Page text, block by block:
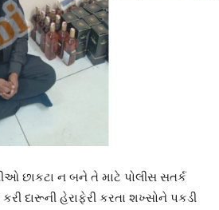
છાકટા ન બને તે માટે પોલીસ સતર્ક
દારૂની હેરાફેરી કરતા શખ્સોને પકડી